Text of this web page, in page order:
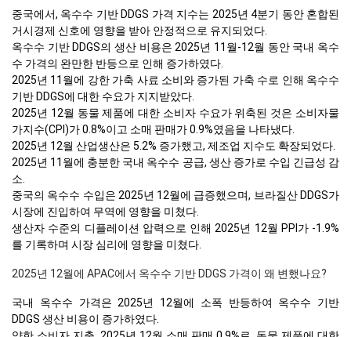
중국에서, 옥수수 기반 DDGS 가격 지수는 2025년 4분기 동안 혼합된
거시경제 신호에 영향을 받아 안정적으로 유지되었다.
옥수수 기반 DDGS의 생산 비용은 2025년 11월-12월 동안 국내 옥수
수 가격의 완만한 반등으로 인해 증가하였다.
2025년 11월에 강한 가축 사료 소비와 증가된 가축 수로 인해 옥수수
기반 DDGS에 대한 수요가 지지받았다.
2025년 12월 동물 제품에 대한 소비자 수요가 위축된 것은 소비자물
가지수(CPI)가 0.8%이고 소매 판매가 0.9%였음을 나타냈다.
2025년 12월 산업생산은 5.2% 증가했고, 제조업 지수도 확장되었다.
2025년 11월에 충분한 국내 옥수수 공급, 생산 증가로 수입 긴급성 감
소.
중국의 옥수수 수입은 2025년 12월에 급증했으며, 브라질산 DDGS가
시장에 진입하여 무역에 영향을 미쳤다.
생산자 수준의 디플레이션 압력으로 인해 2025년 12월 PPI가 -1.9%
를 기록하며 시장 심리에 영향을 미쳤다.
2025년 12월에 APAC에서 옥수수 기반 DDGS 가격이 왜 변했나요?
국내 옥수수 가격은 2025년 12월에 소폭 반등하여 옥수수 기반
DDGS 생산 비용이 증가하였다.